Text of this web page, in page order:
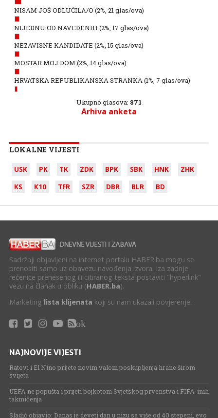
NISAM JOŠ ODLUČILA/O (2%, 21 glas/ova)
NIJEDNU OD NAVEDENIH (2%, 17 glas/ova)
NEZAVISNE KANDIDATE (2%, 15 glas/ova)
MOSTAR MOJ DOM (2%, 14 glas/ova)
HRVATSKA REPUBLIKANSKA STRANKA(1%, 7 glas/ova)
Ukupno glasova: 871
Arhiva anketa
LOKALNE VIJESTI
USK PK TK ZDK BPK SBK HNK
ZHK
KS
K10 TFR SZR DBR BLR BD
Sadržaji objavljeni na internet portalu HABER.ba mogu se
prenositi samo uz obavezu navođenja izvora. Iza zadnje
rečenice prenesenog ili citiranog teksta postaviti "hyperlink"
vezu na članak u obliku (HABER.ba).
Marketing lista klijenata koji su nam ukazali povjerenje.
ok
NAJNOVIJE VIJESTI
Ratovi i El Nino prijete novim valom poskupljenja hrane širom
svijeta
UEFA ne popušta i prijeti bojkotom Svjetskog prvenstva i FIFA-inih
takmičenja
Sladić objavio: Danas je deveti dan u nizu sa više od 40 stepeni, evo